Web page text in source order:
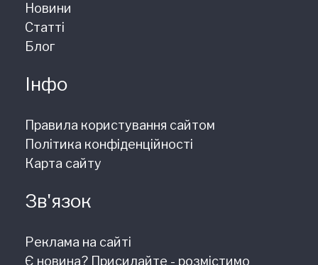
Новини
Статті
Блог
Інфо
Правила користування сайтом
Політика конфіденційності
Карта сайту
Зв'язок
Реклама на сайті
Є новина? Присилайте - розмістимо